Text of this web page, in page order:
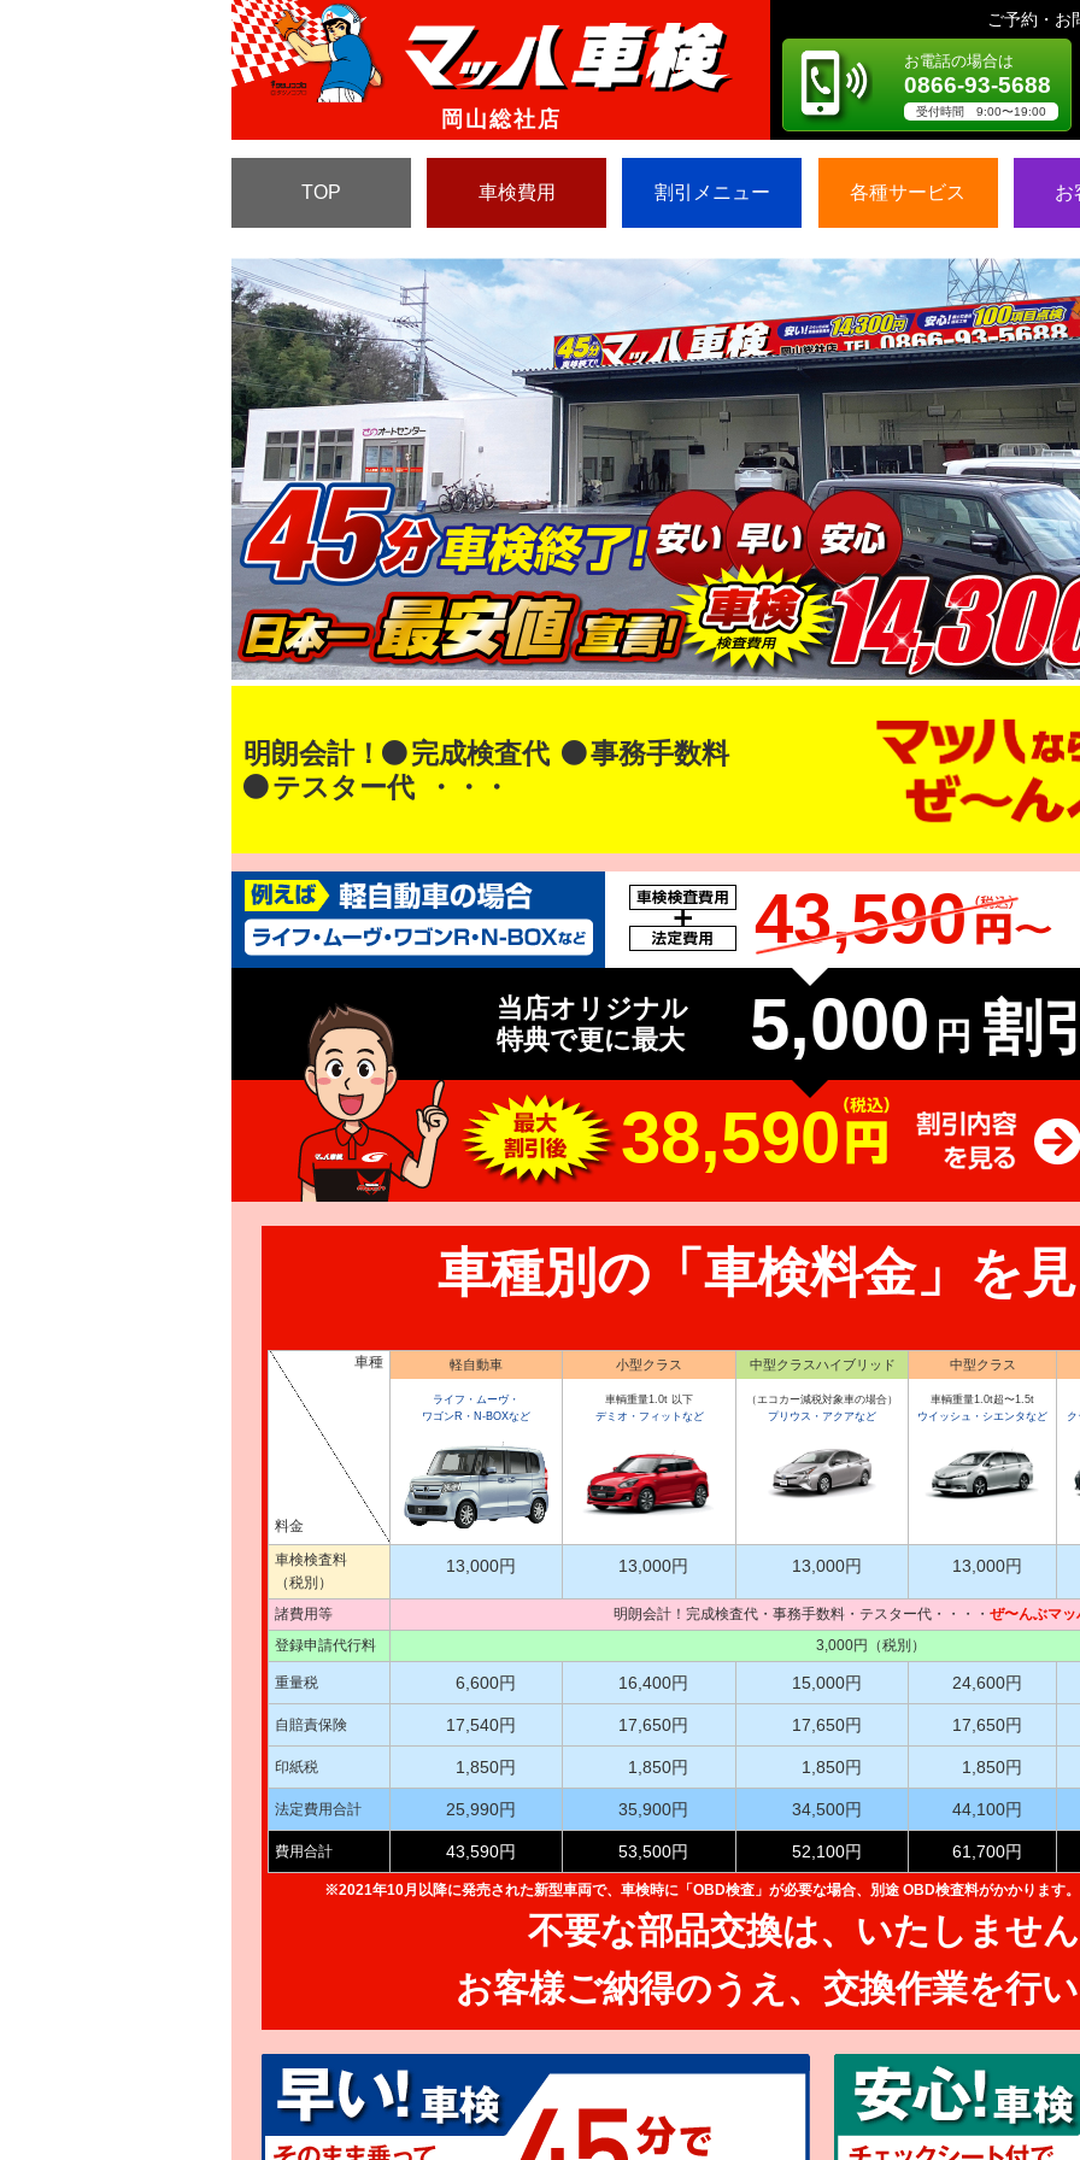
岡山総社店
ご予約・お
お電話の場合は
0866-93-5688
受付時間 9:00〜19:00
TOP 車検費用 割引メニュー 各種サービス お
明朗会計！ 完成検査代
事務手数料
テスター代
・・・
43,590
当店オリジナル
特典で更に最大
5,000 円 割
38,590
車種別の「車検料金」を
車種
料金
軽自動車
ライフ・ムーヴ・
ワゴンR・N-BOXなど
小型クラス
車輌重量1.0t 以下
デミオ・フィットなど
中型クラスハイブリッド
（エコカー減税対象車の場合）
プリウス・アクアなど
中型クラス
車輌重量1.0t超〜1.5t
ウイッシュ・シエンタなど
車検検査料
（税別）
13,000円 13,000円 13,000円 13,000円
諸費用等 明朗会計！完成検査代・事務手数料・テスター代・・・・ ぜ〜んぶマッ
登録申請代行料
3,000円（税別）
重量税 6,600円 16,400円 15,000円 24,600円
自賠責保険 17,540円 17,650円 17,650円 17,650円
印紙税 1,850円 1,850円 1,850円 1,850円
法定費用合計 25,990円 35,900円 34,500円 44,100円
費用合計 43,590円 53,500円 52,100円 61,700円
※2021年10月以降に発売された新型車両で、 車検時に「OBD検査」が必要な場合、別途 OBD検査料がかかります。
不要な部品交換は、 いたしませ
お客様ご納得のうえ、 交換作業を行